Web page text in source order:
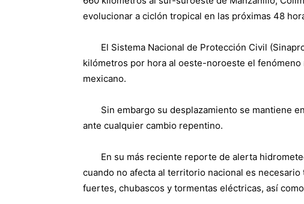
evolucionar a ciclón tropical en las próximas 48
El Sistema Nacional de Protección Civil
kilómetros por hora al oeste-noroeste el
mexicano.
Sin embargo su desplazamiento se mantiene
ante cualquier cambio repentino.
En su más reciente reporte de alerta
cuando no afecta al territorio nacional es
fuertes, chubascos y tormentas eléctricas, así